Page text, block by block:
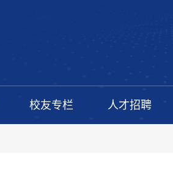
校友专栏 人才招聘